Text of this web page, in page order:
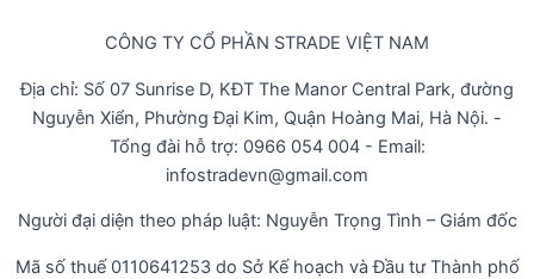
CÔNG TY CỔ PHẦN STRADE VIỆT NAM
Địa chỉ: Số 07 Sunrise D, KĐT The Manor Central Park, đường
Nguyễn Xiển, Phường Đại Kim, Quận Hoàng Mai, Hà Nội. -
Tổng đài hỗ trợ: 0966 054 004 - Email:
infostradevn@gmail.com
Người đại diện theo pháp luật: Nguyễn Trọng Tình – Giám đốc
Mã số thuế 0110641253 do Sở Kế hoạch và Đầu tư Thành phố